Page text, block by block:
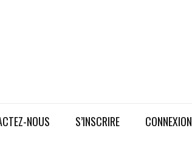
NOUS S’INSCRIRE CONNEXION